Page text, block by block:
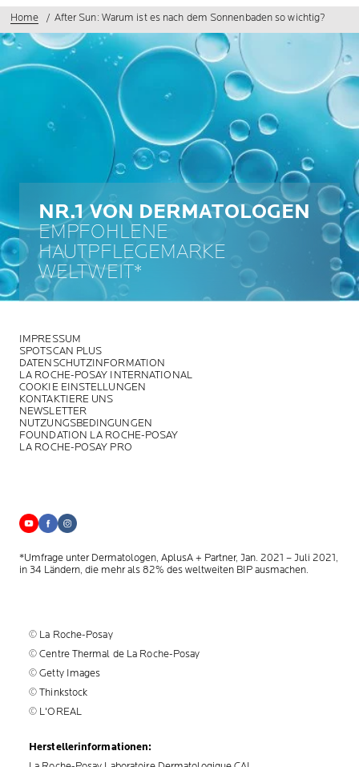
Home After Sun: Warum ist es nach dem Sonnenbaden so wichtig?
NR.1 VON DERMATOLOGEN
EMPFOHLENE
HAUTPFLEGEMARKE
WELTWEIT*
IMPRESSUM
SPOTSCAN PLUS
DATENSCHUTZINFORMATION
LA ROCHE-POSAY INTERNATIONAL
COOKIE EINSTELLUNGEN
KONTAKTIERE UNS
NEWSLETTER
NUTZUNGSBEDINGUNGEN
FOUNDATION LA ROCHE-POSAY
LA ROCHE-POSAY PRO
*Umfrage unter Dermatologen, AplusA + Partner, Jan. 2021 – Juli 2021,
in 34 Ländern, die mehr als 82% des weltweiten BIP ausmachen.
© La Roche-Posay
© Centre Thermal de La Roche-Posay
© Getty Images
© Thinkstock
© L'OREAL
Herstellerinformationen: